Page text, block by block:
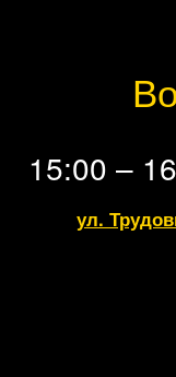
15:00 –
ул.